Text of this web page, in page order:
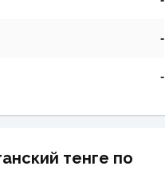
-
-
тенге по